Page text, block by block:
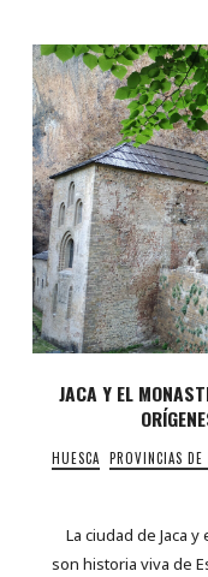
JACA Y EL
HUESCA PROVINCIAS DE
La ciudad de Jaca
son historia viva de